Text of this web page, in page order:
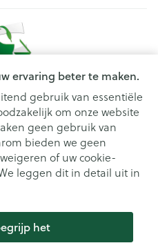
ervaring beter te maken.
gebruik van essentiële
om onze website
geen gebruik van
bieden we geen
of uw cookie-
leggen dit in detail uit in
het